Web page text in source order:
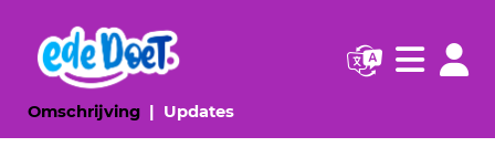
Omschrijving(huidige pagina)
Updates(huidige pagina)
Navigatie